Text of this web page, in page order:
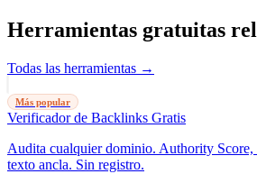
Herramientas gratuitas
Todas las herramientas →
Más popular
Verificador de Backlinks Gratis
Audita cualquier dominio. Authority Score,
texto ancla. Sin registro.